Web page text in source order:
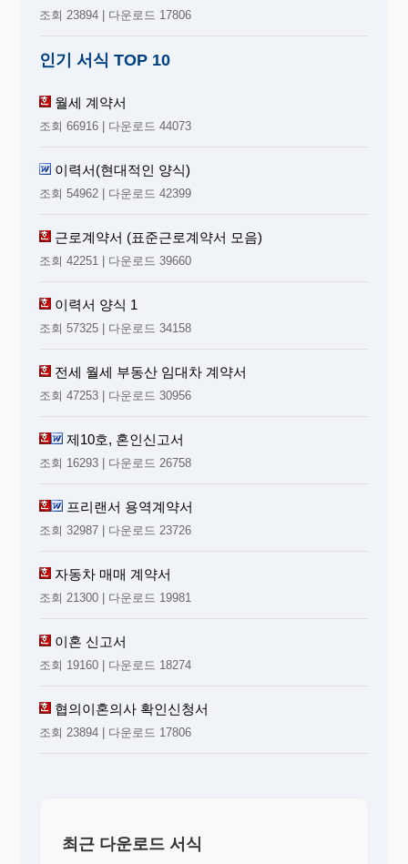
조회 23894 | 다운로드 17806
인기 서식 TOP 10
월세 계약서
조회 66916 | 다운로드 44073
이력서(현대적인 양식)
조회 54962 | 다운로드 42399
근로계약서 (표준근로계약서 모음)
조회 42251 | 다운로드 39660
이력서 양식 1
조회 57325 | 다운로드 34158
전세 월세 부동산 임대차 계약서
조회 47253 | 다운로드 30956
제10호, 혼인신고서
조회 16293 | 다운로드 26758
프리랜서 용역계약서
조회 32987 | 다운로드 23726
자동차 매매 계약서
조회 21300 | 다운로드 19981
이혼 신고서
조회 19160 | 다운로드 18274
협의이혼의사 확인신청서
조회 23894 | 다운로드 17806
최근 다운로드 서식